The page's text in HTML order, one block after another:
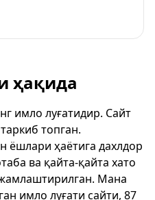
ҳақида
имло луғатидир. Сайт
топган.
ёшлари ҳаётига дахлдор
ва қайта-қайта хато
Мана
имло луғати сайти, 87